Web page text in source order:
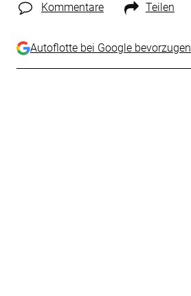
Kommentare Teilen
Autoflotte bei Google bevorzugen